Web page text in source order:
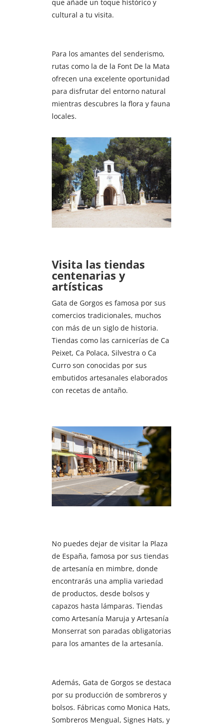
que añade un toque histórico y
cultural a tu visita.
Para los amantes del senderismo,
rutas como la de la Font De la Mata
ofrecen una excelente oportunidad
para disfrutar del entorno natural
mientras descubres la flora y fauna
locales.
Visita las tiendas
centenarias y
artísticas
Gata de Gorgos es famosa por sus
comercios tradicionales, muchos
con más de un siglo de historia.
Tiendas como las carnicerías de Ca
Peixet, Ca Polaca, Silvestra o Ca
Curro son conocidas por sus
embutidos artesanales elaborados
con recetas de antaño.
No puedes dejar de visitar la Plaza
de España, famosa por sus tiendas
de artesanía en mimbre, donde
encontrarás una amplia variedad
de productos, desde bolsos y
capazos hasta lámparas. Tiendas
como Artesanía Maruja y Artesanía
Monserrat son paradas obligatorias
para los amantes de la artesanía.
Además, Gata de Gorgos se destaca
por su producción de sombreros y
bolsos. Fábricas como Monica Hats,
Sombreros Mengual, Signes Hats, y